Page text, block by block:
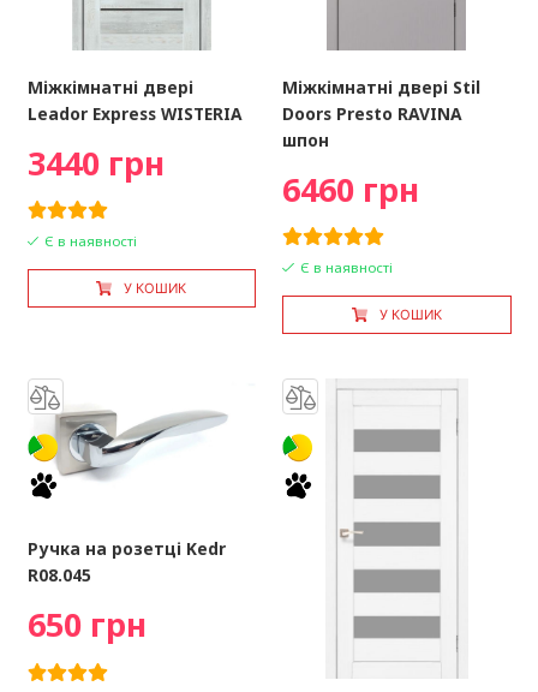
Міжкімнатні двері
Leador Express WISTERIA
3440 грн
Є в наявності
У КОШИК
Міжкімнатні двері Stil
Doors Presto RAVINA
шпон
6460 грн
Є в наявності
У КОШИК
Ручка на розетці Kedr
R08.045
650 грн